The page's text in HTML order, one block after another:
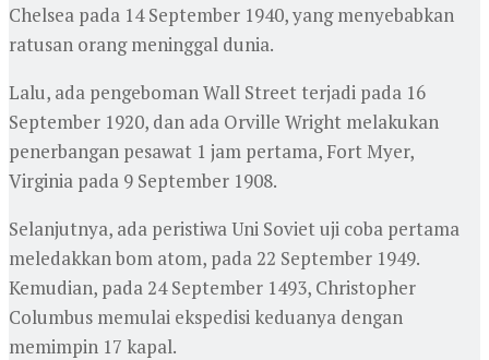
Chelsea pada 14 September 1940, yang menyebabkan
ratusan orang meninggal dunia.
Lalu, ada pengeboman Wall Street terjadi pada 16
September 1920, dan ada Orville Wright melakukan
penerbangan pesawat 1 jam pertama, Fort Myer,
Virginia pada 9 September 1908.
Selanjutnya, ada peristiwa Uni Soviet uji coba pertama
meledakkan bom atom, pada 22 September 1949.
Kemudian, pada 24 September 1493, Christopher
Columbus memulai ekspedisi keduanya dengan
memimpin 17 kapal.